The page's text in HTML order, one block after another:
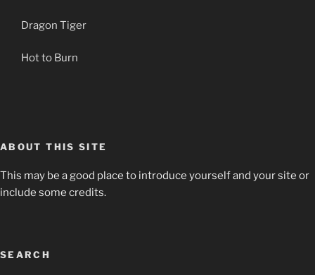
Dragon Tiger
Hot to Burn
ABOUT THIS SITE
This may be a good place to introduce yourself and your site or
include some credits.
SEARCH